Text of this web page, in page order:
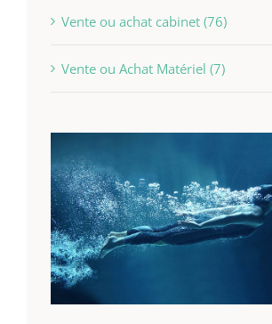
Vente ou achat cabinet (76)
Vente ou Achat Matériel (7)